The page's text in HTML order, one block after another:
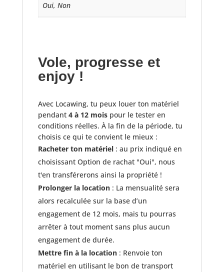
Oui, Non
Vole, progresse et
enjoy !
Avec Locawing, tu peux louer ton matériel
pendant 4 à 12 moispour le tester en
conditions réelles. À la fin de la période, tu
choisis ce qui te convient le mieux :
Racheter ton matériel : au prix indiqué en
choisissant Option de rachat "Oui", nous
t'en transférerons ainsi la propriété !
Prolonger la location: La mensualité sera
alors recalculée sur la base d’un
engagement de 12 mois, mais tu pourras
arrêter à tout moment sans plus aucun
engagement de durée.
Mettre fin à la location: Renvoie ton
matériel en utilisant le bon de transport